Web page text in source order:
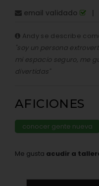
email validado |
Andy se describe
"soy un persona
mi espacio seguro, me
divertidas"
AFICIONES
conocer gente nueva
Me gusta acudir a